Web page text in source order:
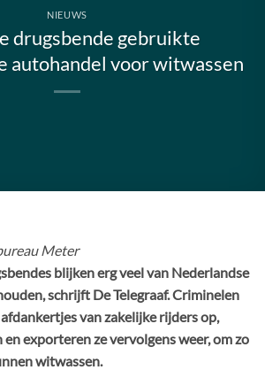
NIEUWS
drugsbende gebruikte
autohandel voor witwassen
Meter
blijken erg veel van Nederlandse
schrijft De Telegraaf. Criminelen
van zakelijke rijders op,
en exporteren ze vervolgens weer, om zo
witwassen.